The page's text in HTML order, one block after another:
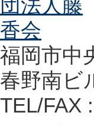
福岡市中
春野南ビ
TEL/FAX